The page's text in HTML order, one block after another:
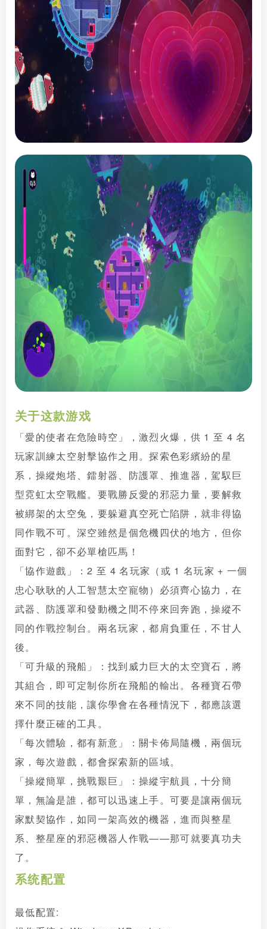
关于这款游戏
「愛的使者在危險時空」，激烈火爆，供 1 至 4 名
玩家訓練太空射擊協作之用。探索色彩繽紛的星
系，操縱炮塔、鐳射器、防護罩、推進器，駕馭巨
型霓虹太空戰艦。要戰勝反愛的邪惡力量，要解救
被綁架的太空兔，要躲避真空死亡陷阱，就非得協
同作戰不可。深空雖然是個危機四伏的地方，但你
面對它，卻不必單槍匹馬！
「協作遊戲」：2 至 4 名玩家（或 1 名玩家 + 一個
忠心耿耿的人工智慧太空寵物）必須齊心協力，在
武器、防護罩和發動機之間不停來回奔跑，操縱不
同的作戰控制台。兩名玩家，都肩負重任，不甘人
後。
「可升級的飛船」：找到威力巨大的太空寶石，將
其組合，即可定制你所在飛船的輸出。各種寶石帶
來不同的技能，讓你學會在各種情況下，都應該選
擇什麼正確的工具。
「每次體驗，都有新意」：關卡佈局隨機，兩個玩
家，每次遊戲，都會探索新的區域。
「操縱簡單，挑戰艱巨」：操縱宇航員，十分簡
單，無論是誰，都可以迅速上手。可要是讓兩個玩
家默契協作，如同一架高效的機器，進而與整星
系、整星座的邪惡機器人作戰——那可就要真功夫
了。
系统配置
最低配置: